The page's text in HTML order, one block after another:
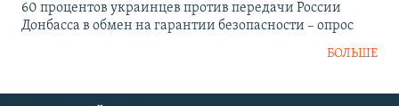
60 процентов украинцев против передачи России
Донбасса в обмен на гарантии безопасности – опрос
БОЛЬШЕ